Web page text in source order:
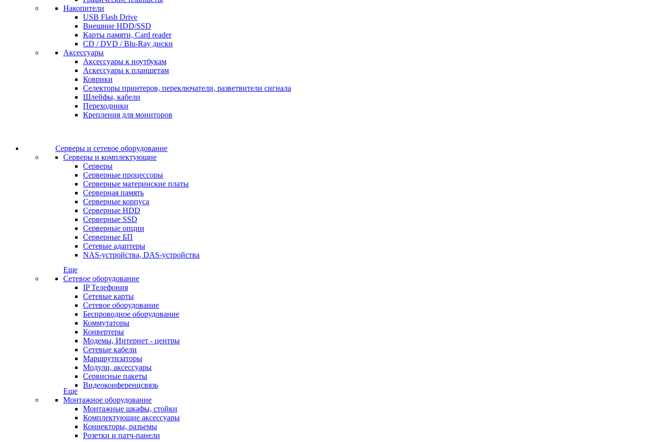
Накопители
USB Flash Drive
Внешние HDD/SSD
Карты памяти, Card reader
CD / DVD / Blu-Ray диски
Аксессуары
Аксессуары к ноутбукам
Аскессуары к планшетам
Коврики
Селекторы принтеров, переключатели, разветвители сигнала
Шлейфы, кабели
Переходники
Крепления для мониторов
Серверы и сетевое оборудование
Серверы и комплектующие
Серверы
Серверные процессоры
Серверные материнские платы
Серверная память
Серверные корпуса
Серверные HDD
Серверные SSD
Серверные опции
Серверные БП
Сетевые адаптеры
NAS-устройства, DAS-устройства
Еще
Сетевое оборудование
IP Телефония
Сетевые карты
Сетевое оборудование
Беспроводное оборудование
Коммутаторы
Конвертеры
Модемы, Интернет - центры
Сетевые кабели
Маршрутизаторы
Модули, аксессуары
Сервисные пакеты
Видеоконференцсвязь
Еще
Монтажное оборудование
Монтажные шкафы, стойки
Комплектующие аксессуары
Коннекторы, разъемы
Розетки и патч-панели